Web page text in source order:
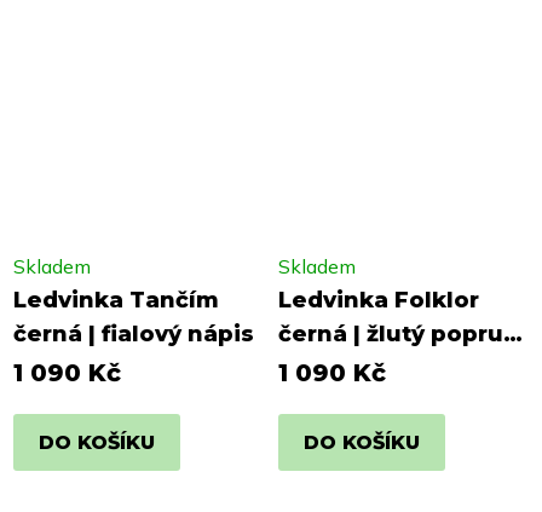
Ledvinka Tančím
černá | fialový nápis
Skladem
1 090 Kč
DO KOŠÍKU
Ledvinka Folklor
černá | žlutý popruh,
žlutý nápis
Skladem
1 090 Kč
DO KOŠÍKU